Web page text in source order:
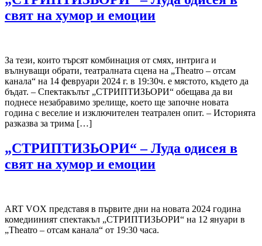
свят на хумор и емоции
За тези, които търсят комбинация от смях, интрига и
вълнуващи обрати, театралната сцена на „Theatro – отсам
канала“ на 14 февруари 2024 г. в 19:30ч. е мястото, където да
бъдат. – Спектакълът „СТРИПТИЗЬОРИ“ обещава да ви
поднесе незабравимо зрелище, което ще започне новата
година с веселие и изключителен театрален опит. – Историята
разказва за трима […]
„СТРИПТИЗЬОРИ“ – Луда одисея в
свят на хумор и емоции
ART VOX представя в първите дни на новата 2024 година
комедииният спектакъл „СТРИПТИЗЬОРИ“ на 12 януари в
„Theatro – отсам канала“ от 19:30 часа.